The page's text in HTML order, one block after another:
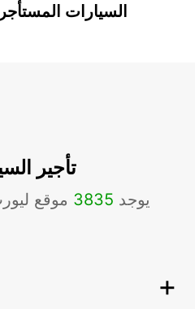
السيارات
تأجير
يوجد 3835 موقع